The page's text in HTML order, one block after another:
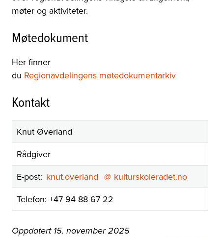
møter og aktiviteter.
Møtedokument
Her finner
du Regionavdelingens møtedokumentarkiv
Kontakt
Knut Øverland
Rådgiver
E-post: knut.overland @ kulturskoleradet.no
Telefon: +47 94 88 67 22
Oppdatert 15. november 2025